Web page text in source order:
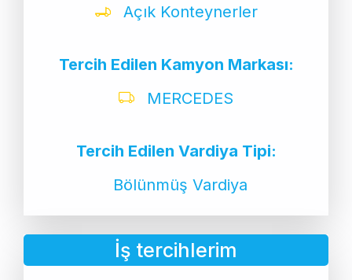
Açık Konteynerler
Tercih Edilen Kamyon Markası:
MERCEDES
Tercih Edilen Vardiya Tipi:
Bölünmüş Vardiya
İş tercihlerim